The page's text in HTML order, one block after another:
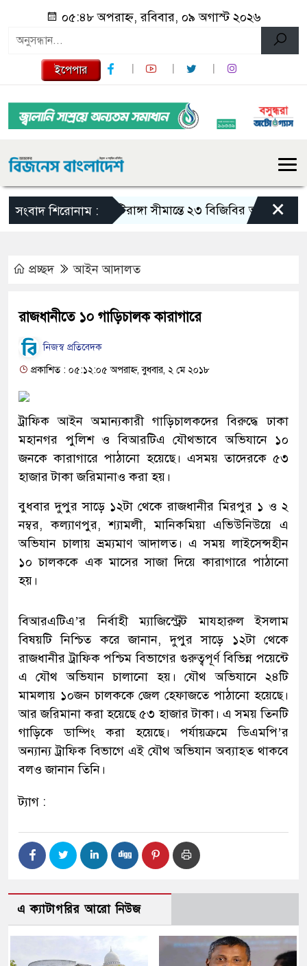
০৫:৪৮ অপরাহ্ন, রবিবার, ০৯ অগাস্ট ২০২৬
ইপেপার
সংবাদ শিরোনাম :মাটিরাঙ্গা সীমান্তে ২৩ বিজিবির অভিযান: ৭
×
প্রচ্ছদ আইন আদালত
রাজধানীতে ১০ গাড়িচালক কারাগারে
নিজস্ব প্রতিবেদক
প্রকাশিত : ০৫:১২:০৫ অপরাহ্ন, বুধবার, ২ মে ২০১৮
ট্রাফিক আইন অমান্যকারী গাড়িচালকদের বিরুদ্ধে ঢাকা
মহানগর পুলিশ ও বিআরটিএ যৌথভাবে অভিযানে ১০
জনকে কারাগারে পাঠানো হয়েছে। এসময় তাদেরকে ৫৩
হাজার টাকা জরিমানাও করা হয়।
বুধবার দুপুর সাড়ে ১২টা থেকে রাজধানীর মিরপুর ১ ও ২
নম্বর, কল্যাণপুর, শ্যামলী, মানিকমিয়া এভিউনিউয়ে এ
অভিযান চালায় ভ্রম্যমাণ আদালত। এ সময় লাইসেন্সহীন
১০ চালককে এক মাসের সাজা দিয়ে কারাগারে পাঠানো
হয়।
বিআরএটিএ’র নির্বাহী ম্যাজিস্ট্রেট মাযহারুল ইসলাম
বিষয়টি নিশ্চিত করে জানান, দুপুর সাড়ে ১২টা থেকে
রাজধানীর ট্রাফিক পশ্চিম বিভাগের গুরুত্বপূর্ণ বিভিন্ন পয়েন্টে
এ যৌথ অভিযান চালানো হয়। যৌথ অভিযানে ২৪টি
মামলায় ১০জন চালককে জেল হেফাজতে পাঠানো হয়েছে।
আর জরিমানা করা হয়েছে ৫৩ হাজার টাকা। এ সময় তিনটি
গাড়িকে ডাম্পিং করা হয়েছে। পর্যায়ক্রমে ডিএমপি’র
অন্যান্য ট্রাফিক বিভাগে এই যৌথ অভিযান অব্যাহত থাকবে
বলও জানান তিনি।
ট্যাগ :
এ ক্যাটাগরির আরো নিউজ